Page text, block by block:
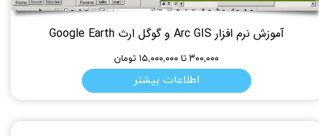
آموزش نرم افزار Arc GIS و گوگل ارث Google Earth
۳۰۰,۰۰۰ تا ۱۵,۰۰۰,۰۰۰ تومان
اطلاعات بیشتر